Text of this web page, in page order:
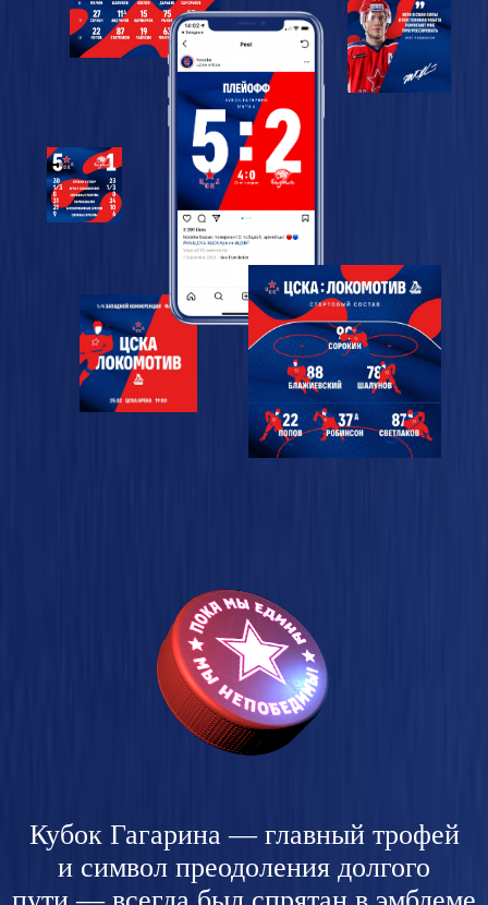
Кубок Гагарина — главный трофей
и символ преодоления долгого